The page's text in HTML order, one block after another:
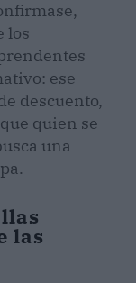
los
ese
descuento,
quien se
una
las